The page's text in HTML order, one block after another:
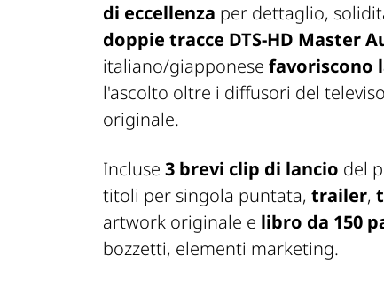
di eccellenza per dettaglio,
doppie tracce DTS-HD Master
italiano/giapponese favoriscono
l'ascolto oltre i diffusori del
originale.
Incluse 3 brevi clip di lancio del
titoli per singola puntata, trailer,
artwork originale e libro da 150
bozzetti, elementi marketing.